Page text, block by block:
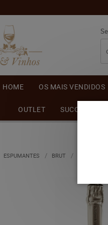
HOME OS MAIS VENDIDOS
OUTLET SUCO DE UVA
ESPUMANTES BRUT